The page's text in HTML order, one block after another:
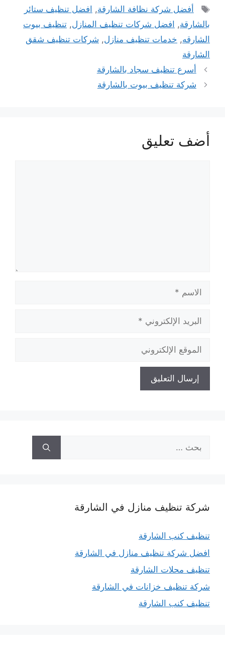
الوسوم
أفضل شركة نظافة الشارقة, افضل تنظيف ستائر
بالشارقة, افضل شركات تنظيف المنازل, تنظيف بيوت
الشارقه, خدمات تنظيف منازل, شركات تنظيف شقق
الشارقة
أسرع تنظيف سجاد بالشارقة
شركة تنظيف بيوت بالشارقة
أضف تعليق
الاسم
البريد
الإلكتروني
الموقع
الإلكتروني
عن:
شركة تنظيف منازل في الشارقة
تنظيف كنب الشارقة
افضل شركة تنظيف منازل في الشارقة
تنظيف محلات الشارقة
شركة تنظيف خزانات في الشارقة
تنظيف كنب الشارقة